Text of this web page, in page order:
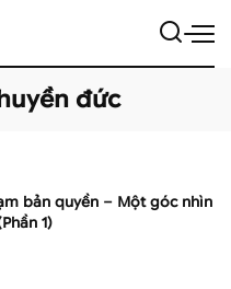
đức
bản quyền – Một góc nhìn
1)